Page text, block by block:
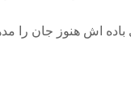
اش هنوز جان را